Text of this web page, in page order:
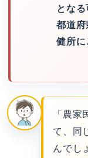
とな
都道府
健所に
「農
て、同
んでし